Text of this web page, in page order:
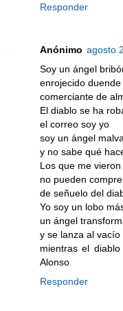
Responder
Anónimo agosto
Soy un ángel
enrojecido
comerciante de
El diablo se ha
el correo soy yo
soy un ángel
y no sabe qué
Los que me
no pueden
de señuelo del
Yo soy un lobo
un ángel
y se lanza al vacío
mientras el
Alonso
Responder